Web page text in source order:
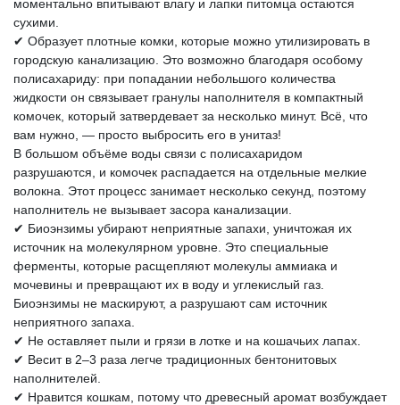
моментально впитывают влагу и лапки питомца остаются
сухими.
✔ Образует плотные комки, которые можно утилизировать в
городскую канализацию. Это возможно благодаря особому
полисахариду: при попадании небольшого количества
жидкости он связывает гранулы наполнителя в компактный
комочек, который затвердевает за несколько минут. Всё, что
вам нужно, — просто выбросить его в унитаз!
В большом объёме воды связи с полисахаридом
разрушаются, и комочек распадается на отдельные мелкие
волокна. Этот процесс занимает несколько секунд, поэтому
наполнитель не вызывает засора канализации.
✔ Биоэнзимы убирают неприятные запахи, уничтожая их
источник на молекулярном уровне. Это специальные
ферменты, которые расщепляют молекулы аммиака и
мочевины и превращают их в воду и углекислый газ.
Биоэнзимы не маскируют, а разрушают сам источник
неприятного запаха.
✔ Не оставляет пыли и грязи в лотке и на кошачьих лапах.
✔ Весит в 2–3 раза легче традиционных бентонитовых
наполнителей.
✔ Нравится кошкам, потому что древесный аромат возбуждает